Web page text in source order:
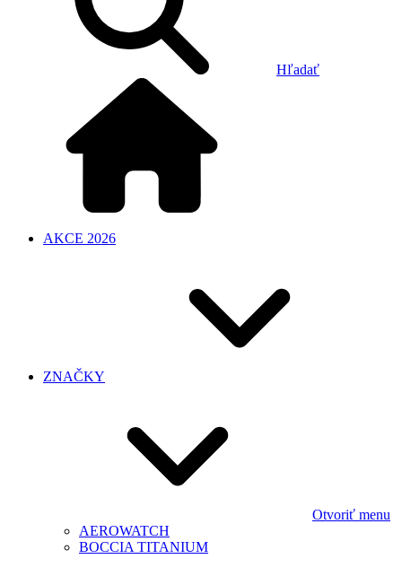
Hľadať
AKCE 2026
ZNAČKY
Otvoriť menu
AEROWATCH
BOCCIA TITANIUM